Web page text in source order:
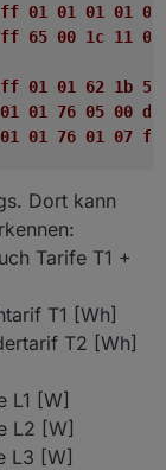
01 01 01 01
65 00 1c 11
01 01 62 1b
01 76 05 00
01 01 76 01
Dort kann
Tarife T1 +
T1 [Wh]
T2 [Wh]
L1 [W]
L2 [W]
L3 [W]